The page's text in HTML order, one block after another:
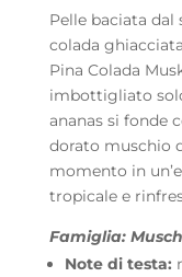
Orchid
quantità
Pelle baciata dal
colada
Pina Colada
imbottigliato
ananas si fonde
dorato muschio
momento in
tropicale e
Famiglia:
Note di testa: